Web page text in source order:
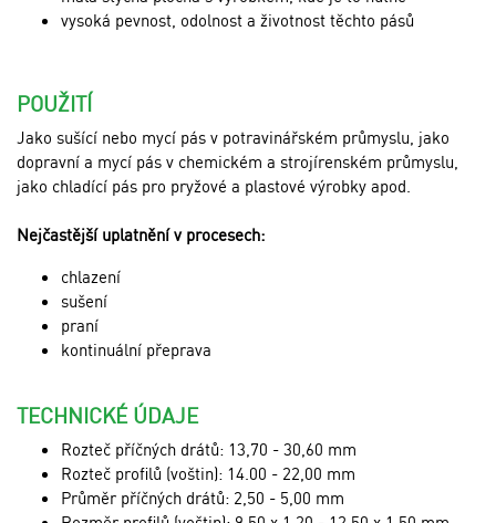
vysoká pevnost, odolnost a životnost těchto pásů
POUŽITÍ
Jako sušící nebo mycí pás v potravinářském průmyslu, jako
dopravní a mycí pás v chemickém a strojírenském průmyslu,
jako chladící pás pro pryžové a plastové výrobky apod.
Nejčastější uplatnění v procesech:
chlazení
sušení
praní
kontinuální přeprava
TECHNICKÉ ÚDAJE
Rozteč příčných drátů: 13,70 - 30,60 mm
Rozteč profilů (voštin): 14.00 - 22,00 mm
Průměr příčných drátů: 2,50 - 5,00 mm